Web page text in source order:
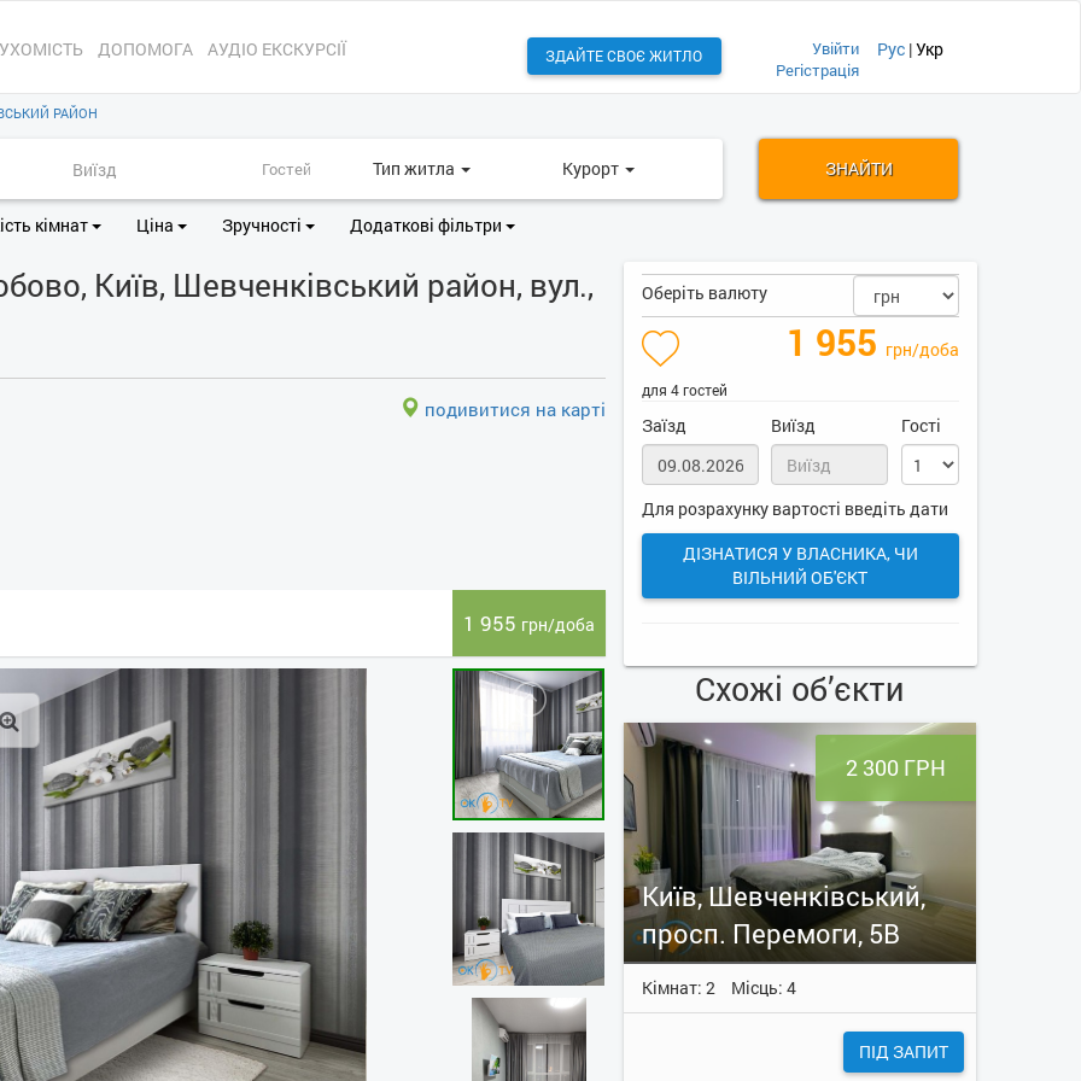
ДОПОМОГА АУДІО ЕКСКУРСІЇ ЗДАЙТЕ СВОЄ ЖИТЛО
Увійти
Регістрація
Рус |Укр
РАЙОН
Тип житла Курорт ЗНАЙТИ
кімнат Ціна Зручності Додаткові фільтри
Київ, Шевченківський район, вул.,
подивитися на карті
1 955 грн/доба
Оберіть валюту
1 955 грн/доба
для 4 гостей
Заїзд Виїзд Гості
Для розрахунку вартості введіть дати
ДІЗНАТИСЯ У ВЛАСНИКА, ЧИ
ВІЛЬНИЙ ОБ'ЄКТ
Схожі об’єкти
2 300 ГРН
Київ, Шевченківський,
просп. Перемоги, 5В
Кімнат: 2 Місць: 4
ПІД ЗАПИТ